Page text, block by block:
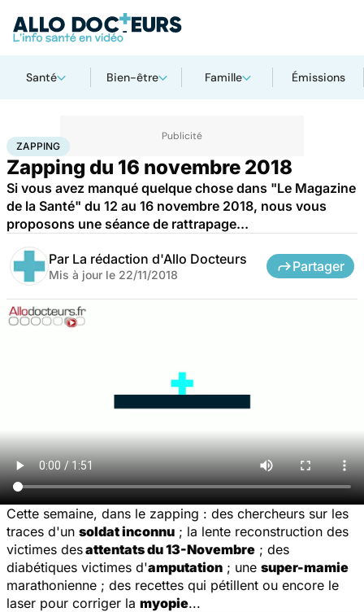
Santé Bien-être Famille Émissions
AccueilSanté
ZAPPING
Zapping du 16 novembre 2018
Si vous avez manqué quelque chose dans "Le Magazine
de la Santé" du 12 au 16 novembre 2018, nous vous
proposons une séance de rattrapage...
Par La rédaction d'Allo Docteurs
Mis à jour le 22/11/2018
Partager
Cette semaine, dans le zapping : des chercheurs sur les
traces d'un soldat inconnu ; la lente reconstruction des
victimes desattentats du 13-Novembre ; des
diabétiques victimes d'amputation ; une super-mamie
marathonienne ; des recettes qui pétillent ou encore le
laser pour corriger la myopie...